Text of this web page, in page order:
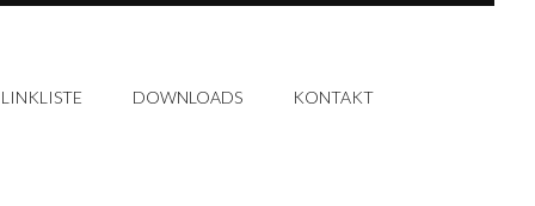
LINKLISTE DOWNLOADS KONTAKT